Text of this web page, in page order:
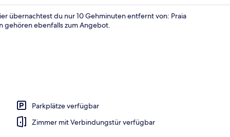
2 Schlafzimmer, Küche, Poolblick | Betten mit Memory-Foam-Matratzen,
übernachtest du nur 10 Gehminuten entfernt von: Praia
gehören ebenfalls zum Angebot.
Parkplätze verfügbar
Zimmer mit Verbindungstür verfügbar